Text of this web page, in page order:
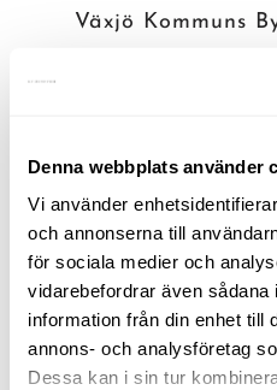
Denna webbplats använder
Vi använder
och annonserna till
för sociala medier och
vidarebefordrar även sådana
information från din enhet till
annons- och analysföretag
Dessa kan i sin tur
Växjö Kommuns